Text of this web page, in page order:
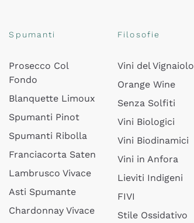
Spumanti
Prosecco Col
Fondo
Blanquette Limoux
Spumanti Pinot
Spumanti Ribolla
Franciacorta Saten
Lambrusco Vivace
Asti Spumante
Chardonnay Vivace
Filosofie
Vini del Vignaiolo
Orange Wine
Senza Solfiti
Vini Biologici
Vini Biodinamici
Vini in Anfora
Lieviti Indigeni
FIVI
Stile Ossidativo